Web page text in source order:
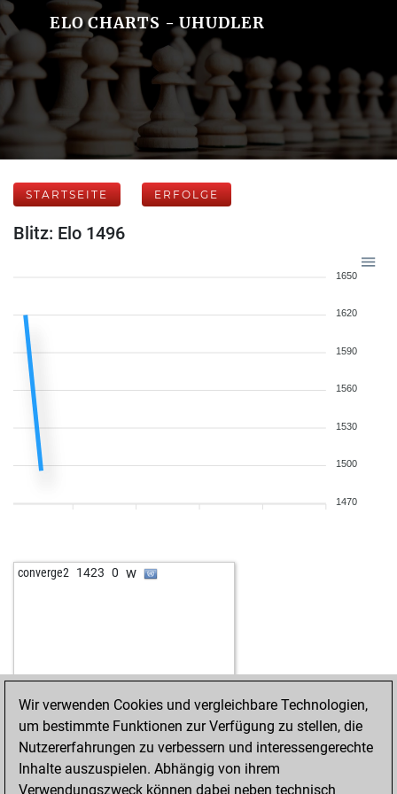
ELO CHARTS - UHUDLER
STARTSEITE ERFOLGE
Blitz: Elo 1496
1650
1620
1590
1560
1530
1500
1470
converge2 1423 0 w
Wir verwenden Cookies und vergleichbare Technologien,
um bestimmte Funktionen zur Verfügung zu stellen, die
Nutzererfahrungen zu verbessern und interessengerechte
Inhalte auszuspielen. Abhängig von ihrem
Verwendungszweck können dabei neben technisch